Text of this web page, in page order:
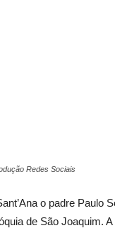
Redes Sociais
o padre Paulo
de São Joaquim.